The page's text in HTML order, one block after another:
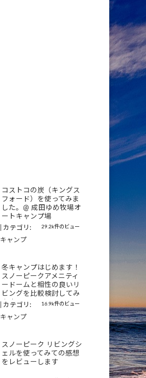
コストコの炭（キングス
フォード）を使ってみま
した。@ 成田ゆめ牧場オ
ートキャンプ場
29.2k件のビュー
カテゴリ:
キャンプ
冬キャンプはじめます！
スノーピークアメニティ
ードームと相性の良いリ
ビングを比較検討してみ
ます
16.9k件のビュー
カテゴリ:
キャンプ
スノーピーク リビングシ
ェルを使ってみての感想
をレビューします